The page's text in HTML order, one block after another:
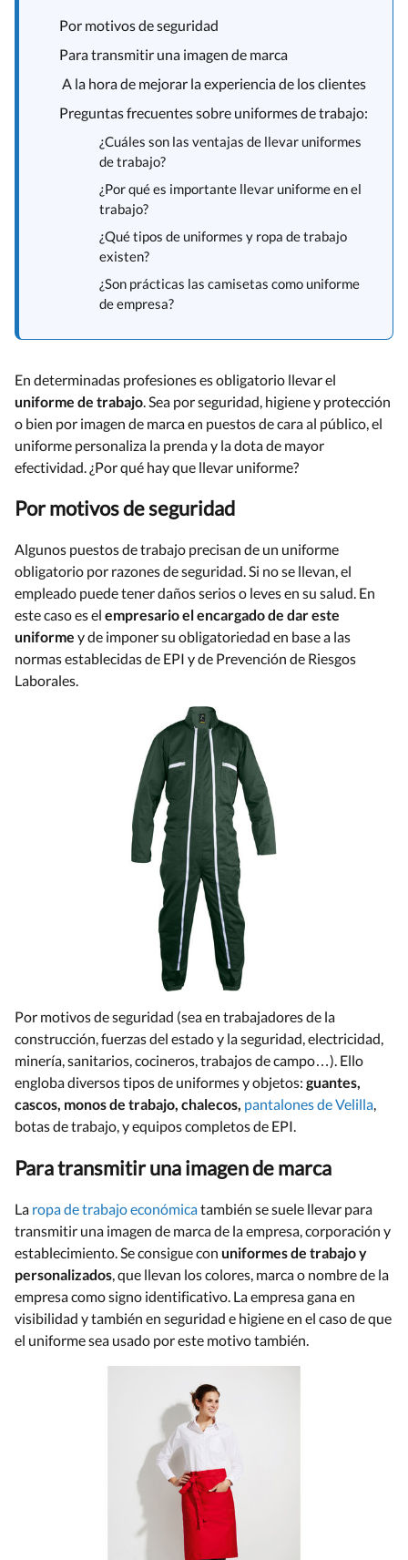
Por motivos de seguridad
Para transmitir una imagen de marca
A la hora de mejorar la experiencia de los clientes
Preguntas frecuentes sobre uniformes de trabajo:
¿Cuáles son las ventajas de llevar uniformes
de trabajo?
¿Por qué es importante llevar uniforme en el
trabajo?
¿Qué tipos de uniformes y ropa de trabajo
existen?
¿Son prácticas las camisetas como uniforme
de empresa?
En determinadas profesiones es obligatorio llevar el
uniforme de trabajo . Sea por seguridad, higiene y protección
o bien por imagen de marca en puestos de cara al público, el
uniforme personaliza la prenda y la dota de mayor
efectividad. ¿Por qué hay que llevar uniforme?
Por motivos de seguridad
Algunos puestos de trabajo precisan de un uniforme
obligatorio por razones de seguridad. Si no se llevan, el
empleado puede tener daños serios o leves en su salud. En
este caso es el empresario el encargado de dar este
uniforme y de imponer su obligatoriedad en base a las
normas establecidas de EPI y de Prevención de Riesgos
Laborales.
Por motivos de seguridad (sea en trabajadores de la
construcción, fuerzas del estado y la seguridad, electricidad,
minería, sanitarios, cocineros, trabajos de campo…). Ello
engloba diversos tipos de uniformes y objetos: guantes,
cascos, monos de trabajo, chalecos, pantalones de Velilla,
botas de trabajo, y equipos completos de EPI.
Para transmitir una imagen de marca
La ropa de trabajo económicatambién se suele llevar para
transmitir una imagen de marca de la empresa, corporación y
establecimiento. Se consigue con uniformes de trabajo y
personalizados , que llevan los colores, marca o nombre de la
empresa como signo identificativo. La empresa gana en
visibilidad y también en seguridad e higiene en el caso de que
el uniforme sea usado por este motivo también.